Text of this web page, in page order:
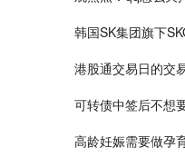
韩国SK集团旗下
港股通交易日的交
可转债中签后不想
高龄妊娠需要做孕